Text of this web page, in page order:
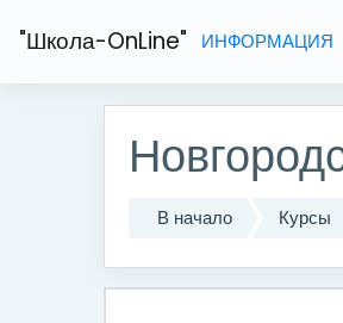
"Школа-OnLine" ИНФОРМАЦИЯ
В начало Курсы